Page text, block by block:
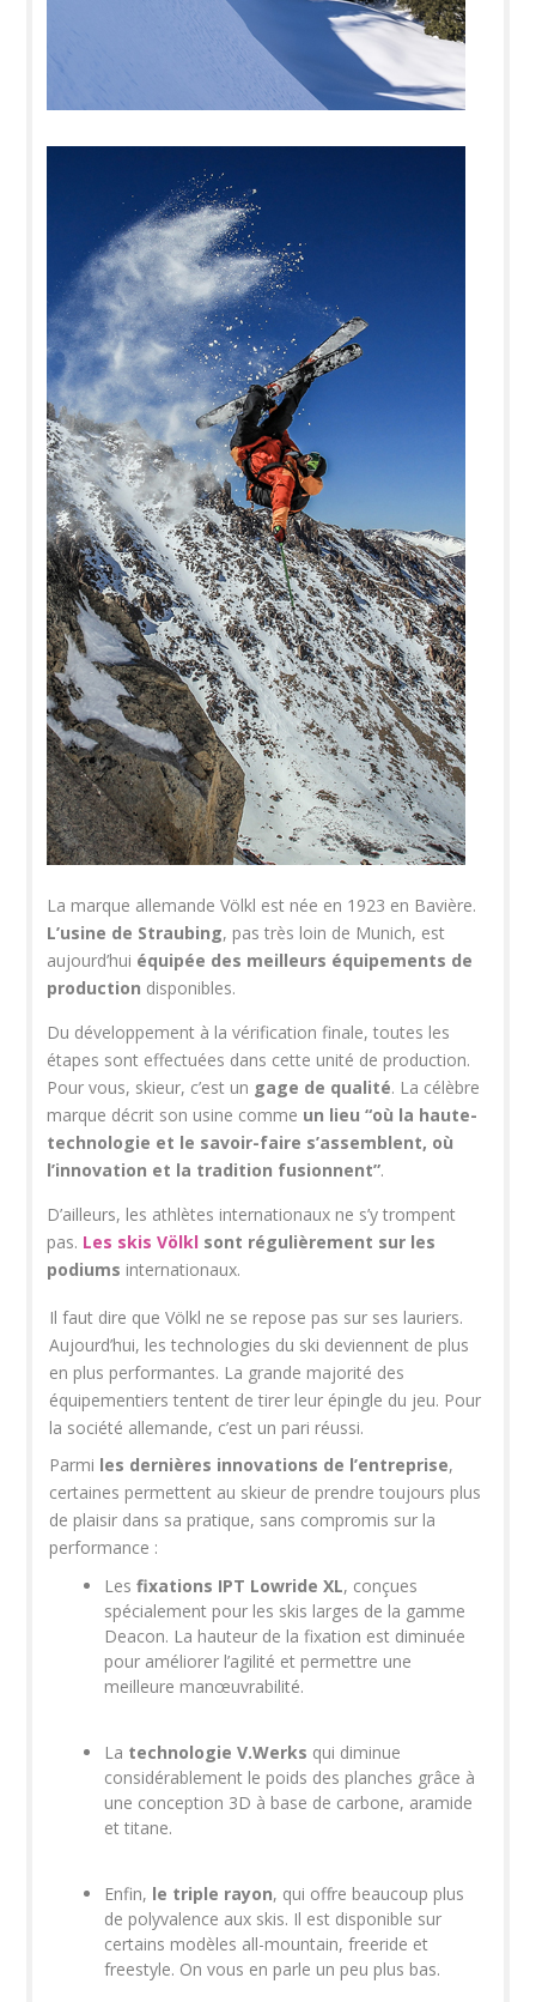
La marque allemande Völkl est née en 1923 en Bavière.
L’usine de Straubing, pas très loin de Munich, est
aujourd’hui équipée des meilleurs équipements de
production disponibles.
Du développement à la vérification finale, toutes les
étapes sont effectuées dans cette unité de production.
Pour vous, skieur, c’est un gage de qualité. La célèbre
marque décrit son usine comme un lieu “où la haute-
technologie et le savoir-faire s’assemblent, où
l’innovation et la tradition fusionnent”.
D’ailleurs, les athlètes internationaux ne s’y trompent
pas. Les skis Völkl sont régulièrement sur les
podiums internationaux.
Il faut dire que Völkl ne se repose pas sur ses lauriers.
Aujourd’hui, les technologies du ski deviennent de plus
en plus performantes. La grande majorité des
équipementiers tentent de tirer leur épingle du jeu. Pour
la société allemande, c’est un pari réussi.
Parmi les dernières innovations de l’entreprise,
certaines permettent au skieur de prendre toujours plus
de plaisir dans sa pratique, sans compromis sur la
performance :
Les fixations IPT Lowride XL, conçues
spécialement pour les skis larges de la gamme
Deacon. La hauteur de la fixation est diminuée
pour améliorer l’agilité et permettre une
meilleure manœuvrabilité.
La technologie V.Werks qui diminue
considérablement le poids des planches grâce à
une conception 3D à base de carbone, aramide
et titane.
Enfin, le triple rayon, qui offre beaucoup plus
de polyvalence aux skis. Il est disponible sur
certains modèles all-mountain, freeride et
freestyle. On vous en parle un peu plus bas.